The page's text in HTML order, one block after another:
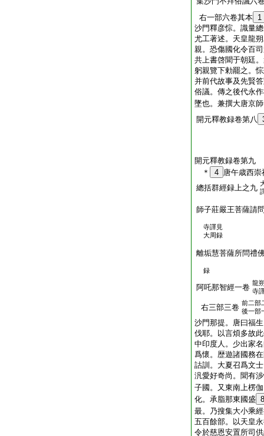
右一部六卷其本 1
沙門釋彦悰。識量
尤工著述。天皇龍
親。恐傷國化令百
共上書啓聞于朝廷
躬親覽下勅罷之。
并前代故事及先賢
俗議。傳之後代永
墜也。兼撰大唐京
開元釋教録卷第八
開元釋教録卷第九
＊
4 唐午歳西
總括群經録上之九
師子莊嚴王菩薩請
寺譯見
大周録
離垢慧菩薩所問禮
録
阿吒那智經一卷 龍
寺
右三部三卷 前二部
後一部
沙門那提。唐曰福
伐耶。以言煩多故
中印度人。少出家
爲懷。歴遊諸國務
詁訓。大夏召爲文
汎愛好奇尚。聞有
子國。又東南上楞
化。承脂那東國盛 8
最。乃搜集大小乘
五百餘部。以天皇
令於慈恩安置所司